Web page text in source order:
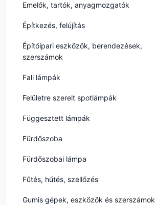
Emelők, tartók, anyagmozgatók
Építkezés, felújítás
Építőipari eszközök, berendezések,
szerszámok
Fali lámpák
Felületre szerelt spotlámpák
Függesztett lámpák
Fürdőszoba
Fürdőszobai lámpa
Fűtés, hűtés, szellőzés
Gumis gépek, eszközök és szerszámok